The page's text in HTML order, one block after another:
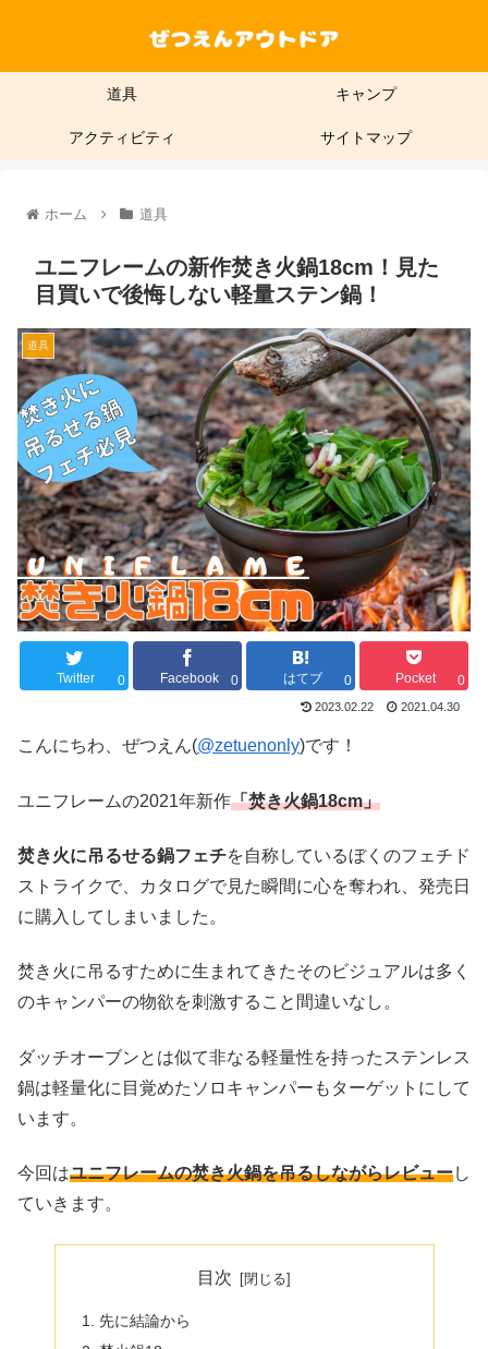
道具 キャンプ
アクティビティ サイトマップ
ホーム 道具
ユニフレームの新作焚き火鍋18cm！見た
目買いで後悔しない軽量ステン鍋！
道具
Twitter 0 Facebook 0 はてブ 0 Pocket 0
2023.02.22 2021.04.30
こんにちわ、ぜつえん(@zetuenonly)です！
ユニフレームの2021年新作「焚き火鍋18cm」
焚き火に吊るせる鍋フェチを自称しているぼくのフェチド
ストライクで、カタログで見た瞬間に心を奪われ、発売日
に購入してしまいました。
焚き火に吊るすために生まれてきたそのビジュアルは多く
のキャンパーの物欲を刺激すること間違いなし。
ダッチオーブンとは似て非なる軽量性を持ったステンレス
鍋は軽量化に目覚めたソロキャンパーもターゲットにして
います。
今回はユニフレームの焚き火鍋を吊るしながらレビューし
ていきます。
目次
先に結論から